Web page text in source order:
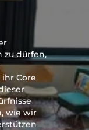
zu dürfen,
Core
wie wir